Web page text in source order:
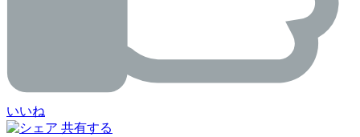
いいね
共有する